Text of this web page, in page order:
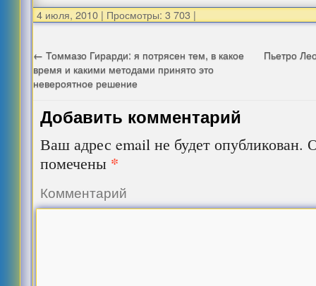
4 июля, 2010 | Просмотры: 3 703 |
← Томмазо Гирарди: я потрясен тем, в какое
время и какими методами принято это
невероятное решение
Пьетро
Добавить комментарий
Ваш адрес email не будет опубликован.
помечены *
Комментарий